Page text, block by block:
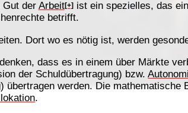
Gut der Arbeit[+]ist ein spezielles, das
betrifft.
Dort wo es nötig ist, werden
dass es in einem über Märkte
der Schuldübertragung) bzw.
werden. Die mathematische
.